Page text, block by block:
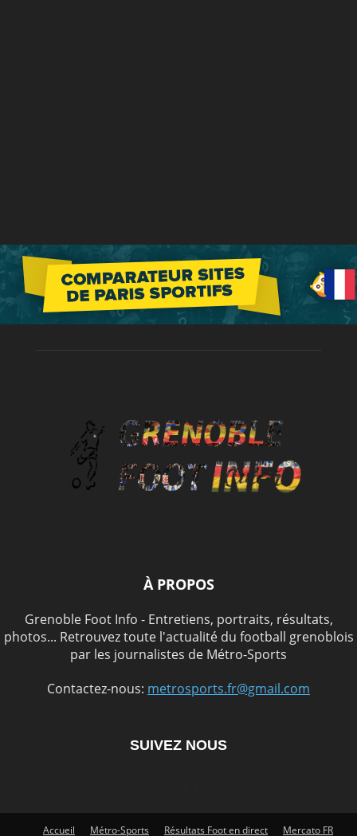
À PROPOS
Grenoble Foot Info - Entretiens, portraits, résultats,
photos... Retrouvez toute l'actualité du football grenoblois
par les journalistes de Métro-Sports
Contactez-nous: metrosports.fr@gmail.com
SUIVEZ NOUS
Accueil Métro-Sports Résultats Foot en direct Mercato FR